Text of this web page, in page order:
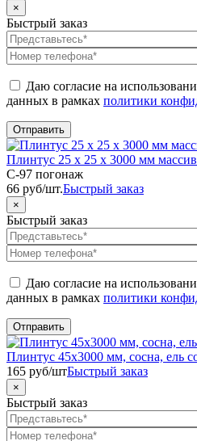
×
Быстрый заказ
Даю согласие на
данных в рамках политики
Плинтус 25 х 25 х 3000 мм массив
C-97 погонаж
66 руб/шт.Быстрый заказ
×
Быстрый заказ
Даю согласие на
данных в рамках политики
Плинтус 45х3000 мм, сосна, ель
165 руб/штБыстрый заказ
×
Быстрый заказ